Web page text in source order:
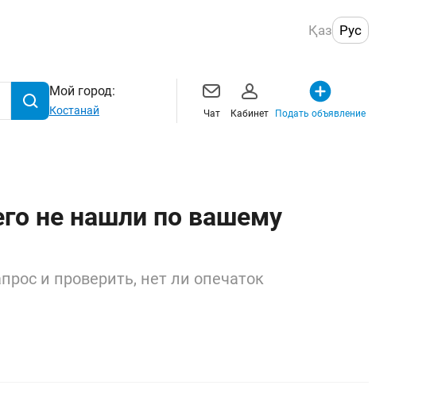
Қаз Рус
Мой город:
Костанай Чат Кабинет Подать объявление
не нашли по вашему
и проверить, нет ли опечаток